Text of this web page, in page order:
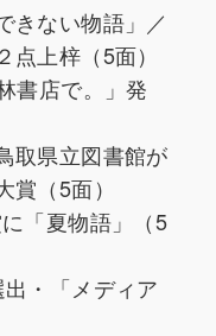
きない物語」／
上梓（5面）
書店で。」発
取県立図書館が
（5面）
「夏物語」（5
・「メディア